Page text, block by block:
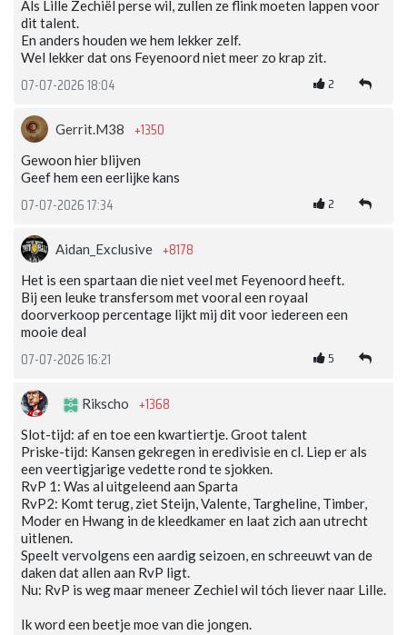
Als Lille Zechiël perse wil, zullen ze flink moeten lappen voor
dit talent.
En anders houden we hem lekker zelf.
Wel lekker dat ons Feyenoord niet meer zo krap zit.
07-07-2026 18:04 2
Gerrit.M38 +1350
Gewoon hier blijven
Geef hem een eerlijke kans
07-07-2026 17:34 2
Aidan_Exclusive +8178
Het is een spartaan die niet veel met Feyenoord heeft.
Bij een leuke transfersom met vooral een royaal
doorverkoop percentage lijkt mij dit voor iedereen een
mooie deal
07-07-2026 16:21 5
Rikscho +1368
Slot-tijd: af en toe een kwartiertje. Groot talent
Priske-tijd: Kansen gekregen in eredivisie en cl. Liep er als
een veertigjarige vedette rond te sjokken.
RvP 1: Was al uitgeleend aan Sparta
RvP2: Komt terug, ziet Steijn, Valente, Targheline, Timber,
Moder en Hwang in de kleedkamer en laat zich aan utrecht
uitlenen.
Speelt vervolgens een aardig seizoen, en schreeuwt van de
daken dat allen aan RvP ligt.
Nu: RvP is weg maar meneer Zechiel wil tóch liever naar Lille.
Ik word een beetje moe van die jongen.